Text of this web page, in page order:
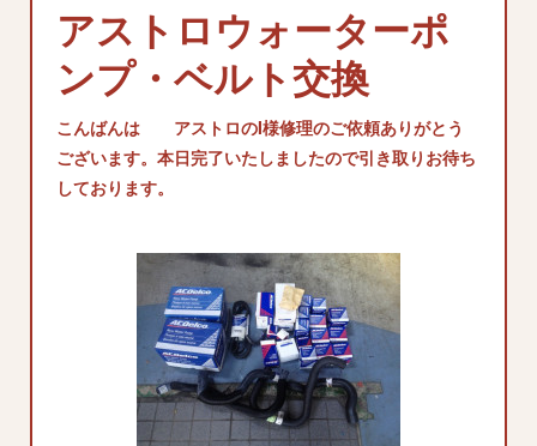
アストロウォーターポ
ンプ・ベルト交換
こんばんは アストロのI様修理のご依頼ありがとう
ございます。本日完了いたしましたので引き取りお待ち
しております。